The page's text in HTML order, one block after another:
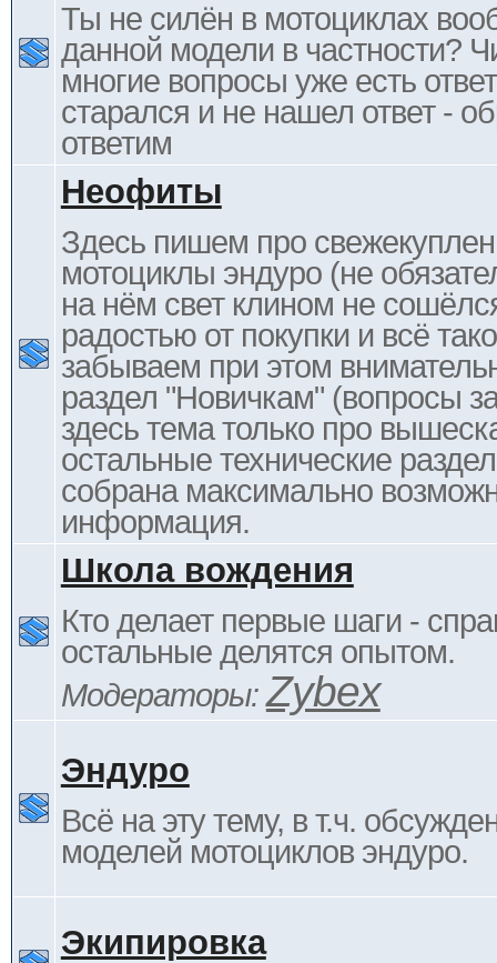
Ты не силён в мотоциклах
данной модели в частности?
многие вопросы уже есть
старался и не нашел ответ -
ответим
Неофиты
Здесь пишем про
мотоциклы эндуро (не
на нём свет клином не
радостью от покупки и всё
забываем при этом
раздел "Новичкам" (вопросы
здесь тема только про
остальные технические
собрана максимально
информация.
Школа вождения
Кто делает первые шаги -
остальные делятся опытом.
Модераторы:Zybex
Эндуро
Всё на эту тему, в т.ч.
моделей мотоциклов эндуро.
Экипировка